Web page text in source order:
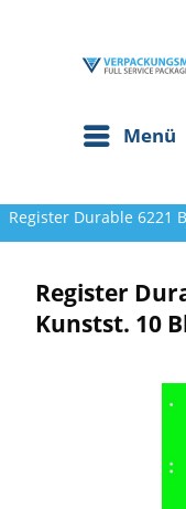
Menü
Register Durable 6221
Register
Kunstst. 10